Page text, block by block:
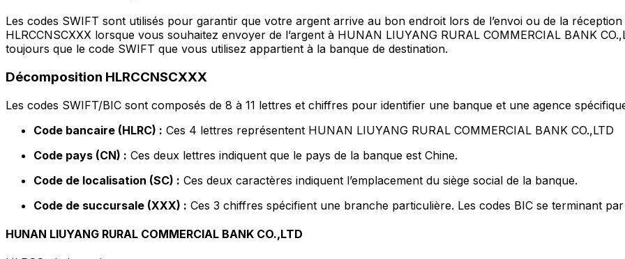
Les codes SWIFT sont utilisés pour garantir que votre argent arrive au bon endroit lors de l’envoi ou de la
HLRCCNSCXXX lorsque vous souhaitez envoyer de l’argent à HUNAN LIUYANG RURAL COMMERCIAL BANK
toujours que le code SWIFT que vous utilisez appartient à la banque de destination.
Décomposition HLRCCNSCXXX
Les codes SWIFT/BIC sont composés de 8 à 11 lettres et chiffres pour identifier une banque et une agence
Code bancaire (HLRC) : Ces 4 lettres représentent HUNAN LIUYANG RURAL COMMERCIAL BANK CO.,LTD
Code pays (CN) : Ces deux lettres indiquent que le pays de la banque est Chine.
Code de localisation (SC) : Ces deux caractères indiquent l’emplacement du siège social de la banque.
Code de succursale (XXX) : Ces 3 chiffres spécifient une branche particulière. Les codes BIC se terminant
HUNAN LIUYANG RURAL COMMERCIAL BANK CO.,LTD